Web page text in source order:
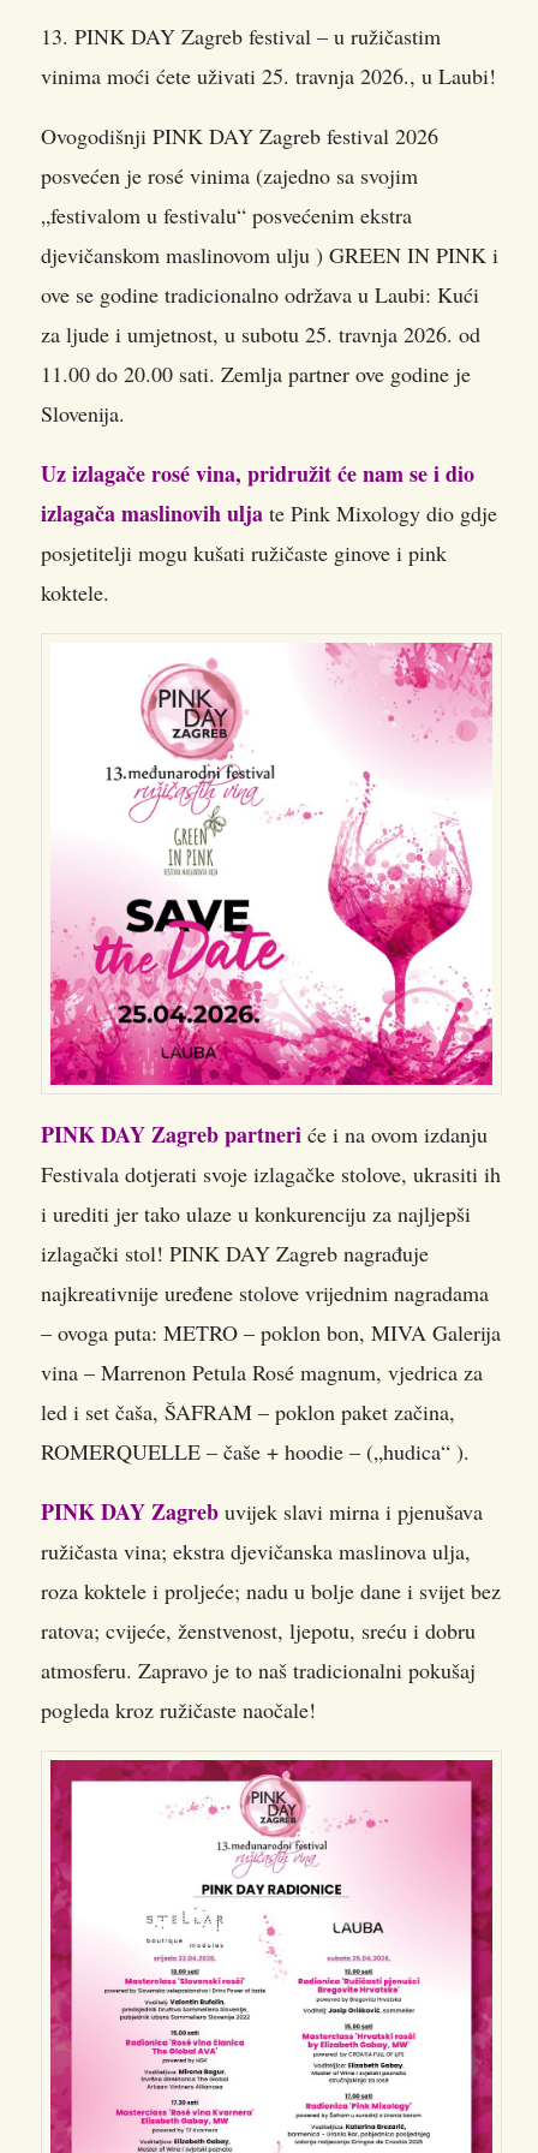
13. PINK DAY Zagreb festival – u ružičastim
vinima moći ćete uživati 25. travnja 2026., u Laubi!
Ovogodišnji PINK DAY Zagreb festival 2026
posvećen je rosé vinima (zajedno sa svojim
„festivalom u festivalu“ posvećenim ekstra
djevičanskom maslinovom ulju ) GREEN IN PINK i
ove se godine tradicionalno održava u Laubi: Kući
za ljude i umjetnost, u subotu 25. travnja 2026. od
11.00 do 20.00 sati. Zemlja partner ove godine je
Slovenija.
Uz izlagače rosé vina, pridružit će nam se i dio
izlagača maslinovih ulja te Pink Mixology dio gdje
posjetitelji mogu kušati ružičaste ginove i pink
koktele.
PINK DAY Zagreb partneri će i na ovom izdanju
Festivala dotjerati svoje izlagačke stolove, ukrasiti ih
i urediti jer tako ulaze u konkurenciju za najljepši
izlagački stol! PINK DAY Zagreb nagrađuje
najkreativnije uređene stolove vrijednim nagradama
– ovoga puta: METRO – poklon bon, MIVA Galerija
vina – Marrenon Petula Rosé magnum, vjedrica za
led i set čaša, ŠAFRAM – poklon paket začina,
ROMERQUELLE – čaše + hoodie – („hudica“ ).
PINK DAY Zagreb uvijek slavi mirna i pjenušava
ružičasta vina; ekstra djevičanska maslinova ulja,
roza koktele i proljeće; nadu u bolje dane i svijet bez
ratova; cvijeće, ženstvenost, ljepotu, sreću i dobru
atmosferu. Zapravo je to naš tradicionalni pokušaj
pogleda kroz ružičaste naočale!